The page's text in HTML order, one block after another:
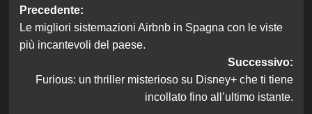
Navigazione
articolo
Precedente:
Le migliori sistemazioni Airbnb in Spagna con le viste
più incantevoli del paese.
Successivo:
Furious: un thriller misterioso su Disney+ che ti tiene
incollato fino all’ultimo istante.